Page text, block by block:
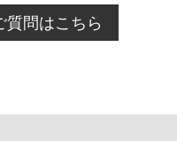
の際は、直接ご予約い
質問はこちら